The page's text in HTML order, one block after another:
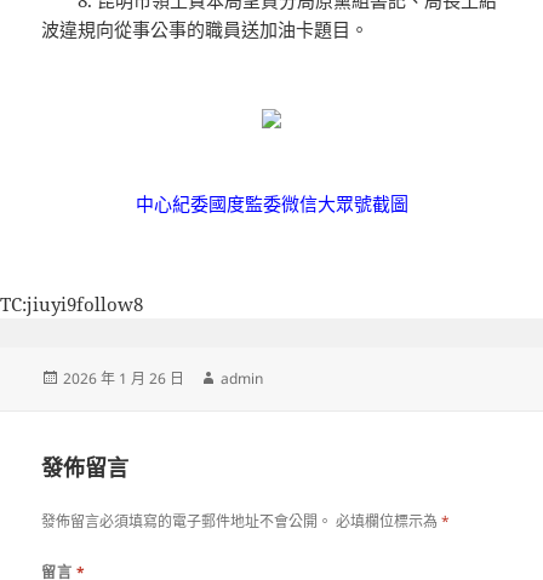
波違規向從事公事的職員送加油卡題目。
中心紀委國度監委微信大眾號截圖
TC:jiuyi9follow8
發
2026 年 1 月 26 日
作
admin
發佈留言
發佈留言必須填寫的電子郵件地址不會公開。 必填欄位標示為*
留言 *